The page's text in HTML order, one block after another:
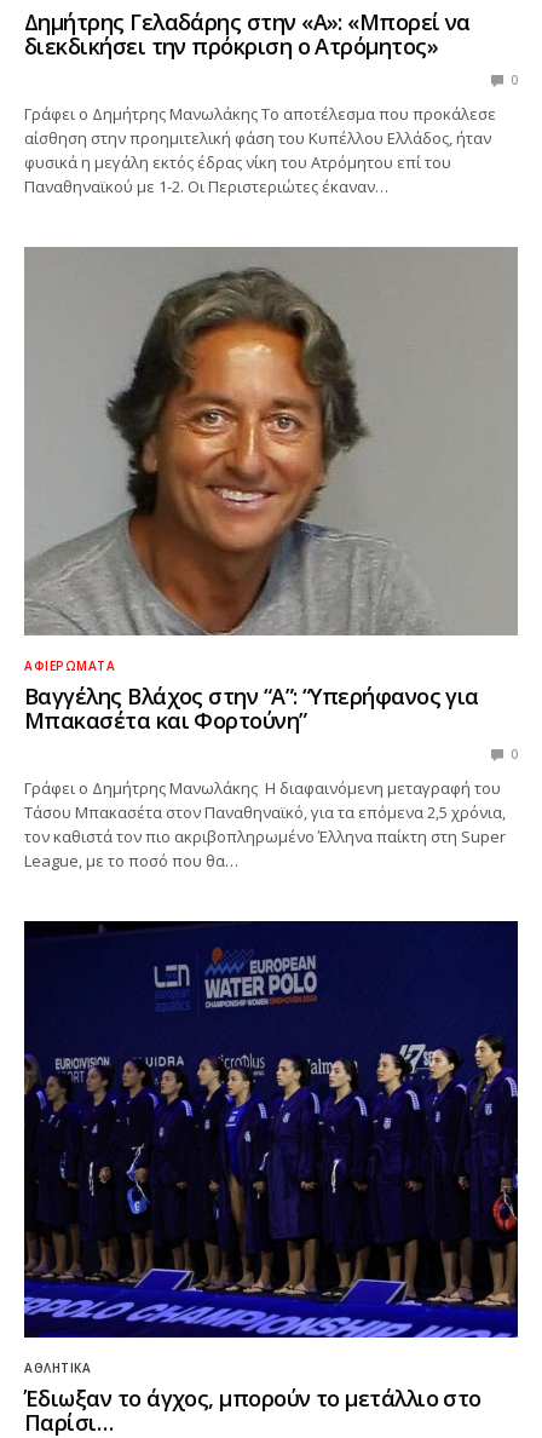
Δημήτρης Γελαδάρης στην «Α»: «Μπορεί να
διεκδικήσει την πρόκριση ο Ατρόμητος»
0
Γράφει ο Δημήτρης Μανωλάκης Το αποτέλεσμα που προκάλεσε
αίσθηση στην προημιτελική φάση του Κυπέλλου Ελλάδος, ήταν
φυσικά η μεγάλη εκτός έδρας νίκη του Ατρόμητου επί του
Παναθηναϊκού με 1-2. Οι Περιστεριώτες έκαναν…
ΑΦΙΕΡΏΜΑΤΑ
Βαγγέλης Βλάχος στην “Α”: “Υπερήφανος για
Μπακασέτα και Φορτούνη”
0
Γράφει ο Δημήτρης Μανωλάκης Η διαφαινόμενη μεταγραφή του
Τάσου Μπακασέτα στον Παναθηναϊκό, για τα επόμενα 2,5 χρόνια,
τον καθιστά τον πιο ακριβοπληρωμένο Έλληνα παίκτη στη Super
League, με το ποσό που θα…
ΑΘΛΗΤΙΚΆ
Έδιωξαν το άγχος, μπορούν το μετάλλιο στο
Παρίσι…